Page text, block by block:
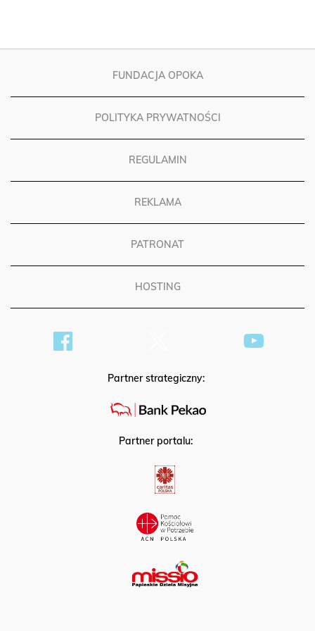
FUNDACJA OPOKA
POLITYKA PRYWATNOŚCI
REGULAMIN
REKLAMA
PATRONAT
HOSTING
Partner strategiczny:
Partner portalu: